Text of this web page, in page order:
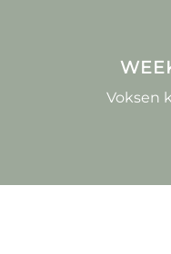
Voksen